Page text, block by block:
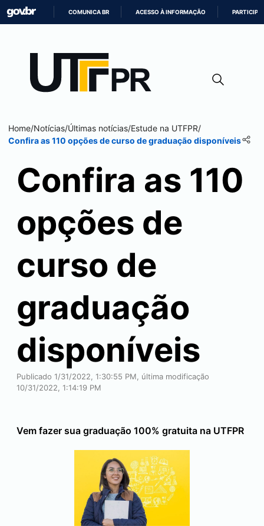
CONTEÚDO
COMUNICA BR ACESSO À INFORMAÇÃO PARTICIPE
Home/Notícias/Últimas notícias/Estude na UTFPR/
Confira as 110 opções de curso de graduação disponíveis
Confira as 110
opções de
curso de
graduação
disponíveis
Publicado 1/31/2022, 1:30:55 PM, última modificação
10/31/2022, 1:14:19 PM
Vem fazer sua graduação 100% gratuita na UTFPR